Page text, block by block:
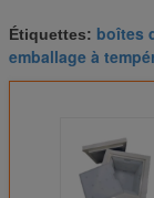
Étiquettes: boîtes
emballage à